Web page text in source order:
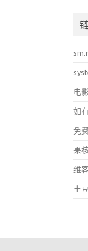
电
如
免
果
维
土